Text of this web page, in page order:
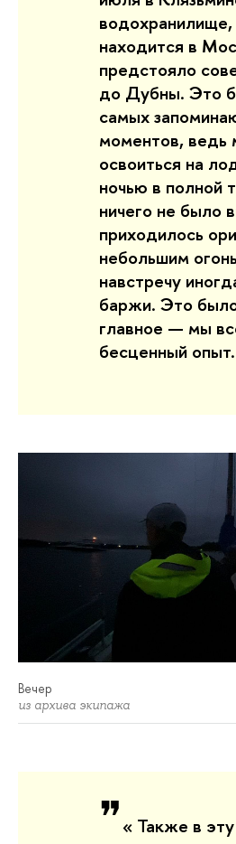
находится в
предстояло
до Дубны. Это
самых
моментов, ведь
освоиться на
ночью в полной
ничего не было
приходилось
небольшим
навстречу
баржи. Это
главное — мы
бесценный опыт.
Вечер
из архива экипажа
❞« Также в